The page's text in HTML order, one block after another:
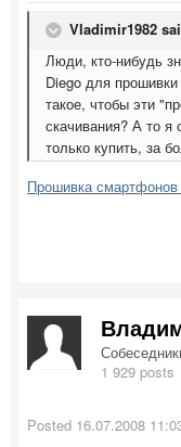
Vladimir1982
Люди, кто-нибудь
Diego для
такое, чтобы эти
скачивания? А то
только купить, за
Прошивка
1 929 posts
Posted 16.07.2008